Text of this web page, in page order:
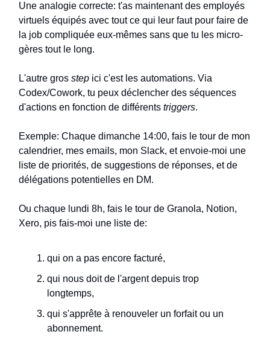
Une analogie correcte: t'as maintenant des employés
virtuels équipés avec tout ce qui leur faut pour faire de
la job compliquée eux-mêmes sans que tu les micro-
gères tout le long.
L'autre gros step ici c'est les automations. Via
Codex/Cowork, tu peux déclencher des séquences
d'actions en fonction de différents triggers.
Exemple: Chaque dimanche 14:00, fais le tour de mon
calendrier, mes emails, mon Slack, et envoie-moi une
liste de priorités, de suggestions de réponses, et de
délégations potentielles en DM.
Ou chaque lundi 8h, fais le tour de Granola, Notion,
Xero, pis fais-moi une liste de:
qui on a pas encore facturé,
qui nous doit de l'argent depuis trop
longtemps,
qui s'apprête à renouveler un forfait ou un
abonnement.